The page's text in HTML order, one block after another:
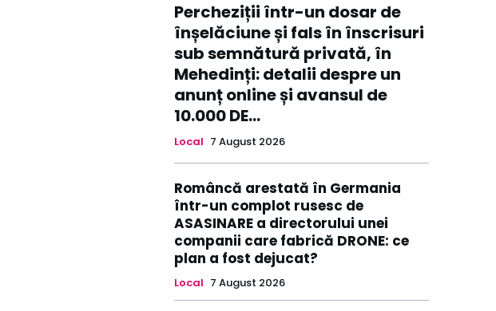
Percheziții într-un dosar de
înșelăciune și fals în înscrisuri
sub semnătură privată, în
Mehedinți: detalii despre un
anunț online și avansul de
10.000 DE...
Local 7 August 2026
Româncă arestată în Germania
într-un complot rusesc de
ASASINARE a directorului unei
companii care fabrică DRONE: ce
plan a fost dejucat?
Local 7 August 2026